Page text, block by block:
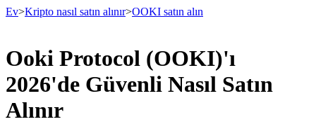
Vadeli İşlemler
Ev>Kripto nasıl satın alınır>OOKI satın alın
Ooki Protocol (OOKI)'ı
2026'de Güvenli Nasıl Satın
Alınır